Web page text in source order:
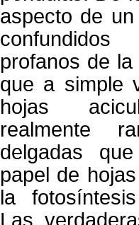
aspecto de
profanos de
que a simple
hojas
realmente
delgadas
papel de
la
Las